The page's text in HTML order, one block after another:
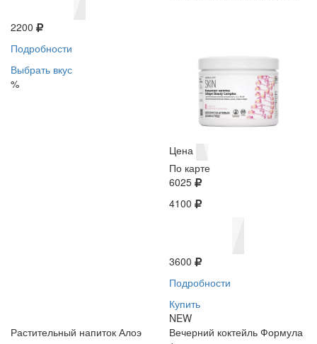
2200
Подробности
Выбрать вкус
%
Цена
По карте
6025
4100
3600
Подробности
Купить
NEW
Растительный напиток Алоэ
Вечерний коктейль Формула